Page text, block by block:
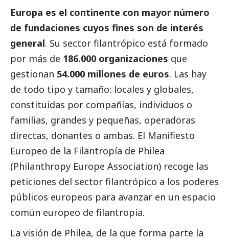
Europa es el continente con mayor número
de fundaciones cuyos fines son de interés
general. Su sector filantrópico está formado
por más de 186.000 organizaciones que
gestionan 54.000 millones de euros. Las hay
de todo tipo y tamaño: locales y globales,
constituidas por compañías, individuos o
familias, grandes y pequeñas, operadoras
directas, donantes o ambas. El Manifiesto
Europeo de la Filantropía de Philea
(Philanthropy Europe Association) recoge las
peticiones del sector filantrópico a los poderes
públicos europeos para avanzar en un espacio
común europeo de filantropía.
La visión de Philea, de la que forma parte la